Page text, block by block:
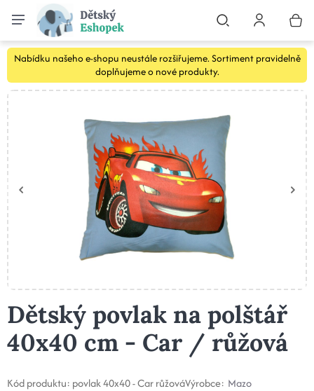
Nabídku našeho e-shopu neustále rozšiřujeme. Sortiment pravidelně
doplňujeme o nové produkty.
Dětský povlak na polštář
40x40 cm - Car / růžová
Kód produktu: povlak 40x40 - Car růžováVýrobce: Mazo